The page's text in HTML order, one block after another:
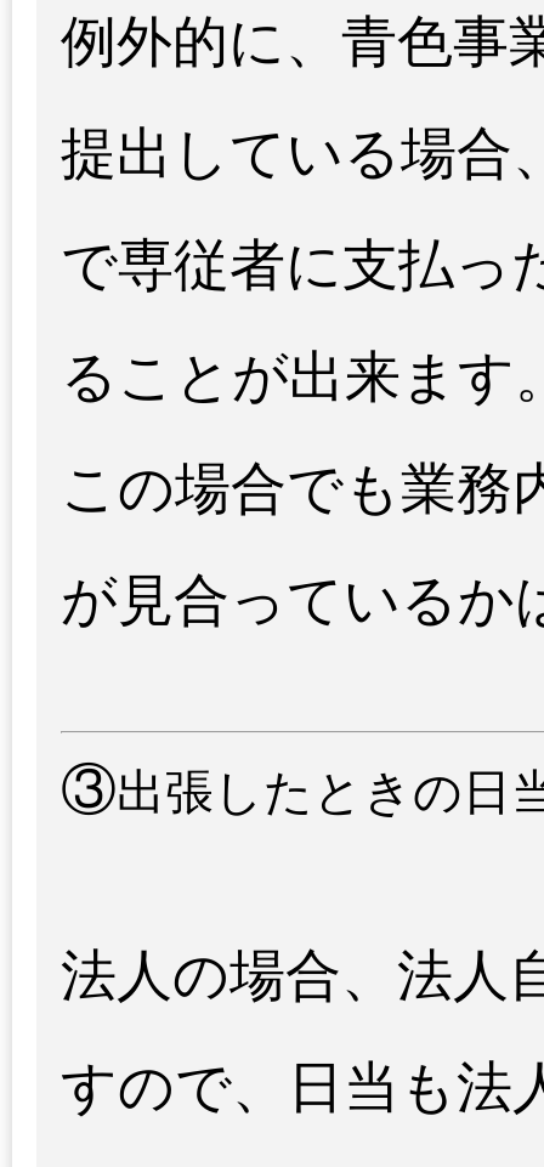
例外的に、青色事
提出している場合
で専従者に支払っ
ることが出来ます
この場合でも業務
が見合っているか
③出張したときの日
法人の場合、法人
すので、日当も法